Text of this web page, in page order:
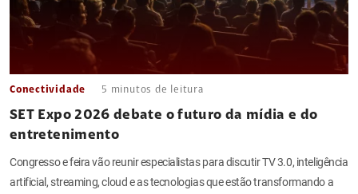
Conectividade 5 minutos de leitura
SET Expo 2026 debate o futuro da mídia e do
entretenimento
Congresso e feira vão reunir especialistas para discutir TV 3.0, inteligência
artificial, streaming, cloud e as tecnologias que estão transformando a